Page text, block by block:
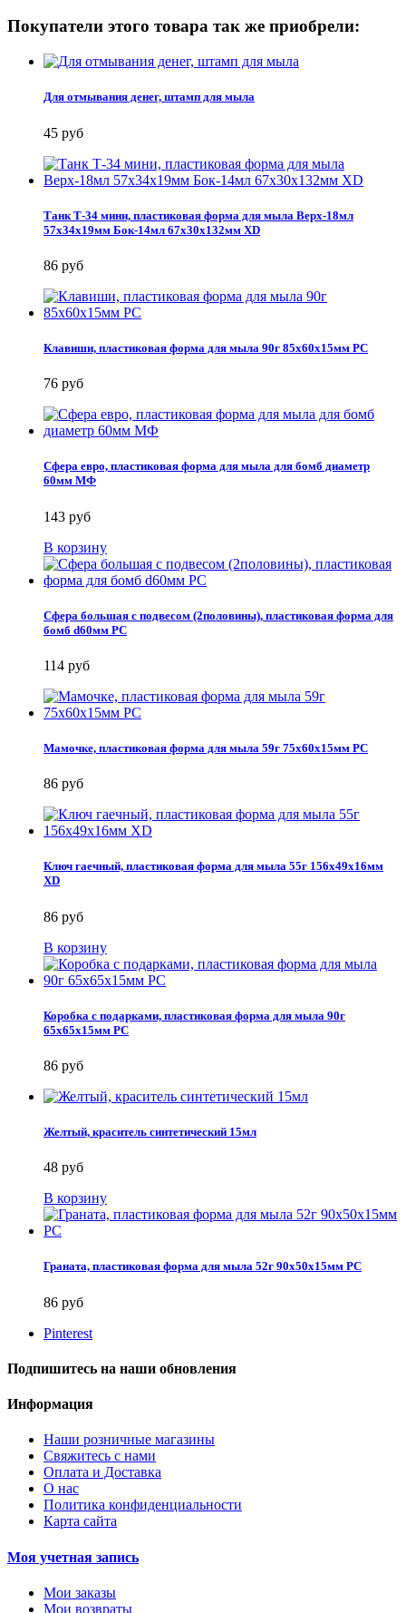
Покупатели этого товара так же приобрели:
Для отмывания денег, штамп для мыла
45 руб
Танк Т-34 мини, пластиковая форма для мыла Верх-18мл
57х34х19мм Бок-14мл 67х30х132мм XD
86 руб
Клавиши, пластиковая форма для мыла 90г 85х60х15мм PC
76 руб
Сфера евро, пластиковая форма для мыла для бомб диаметр
60мм МФ
143 руб
В корзину
Сфера большая с подвесом (2половины), пластиковая форма для
бомб d60мм PC
114 руб
Мамочке, пластиковая форма для мыла 59г 75х60х15мм PC
86 руб
Ключ гаечный, пластиковая форма для мыла 55г 156х49х16мм
XD
86 руб
В корзину
Коробка с подарками, пластиковая форма для мыла 90г
65х65х15мм PC
86 руб
Желтый, краситель синтетический 15мл
48 руб
В корзину
Граната, пластиковая форма для мыла 52г 90х50х15мм PC
86 руб
Pinterest
Подпишитесь на наши обновления
Информация
Наши розничные магазины
Свяжитесь с нами
Оплата и Доставка
О нас
Политика конфиденциальности
Карта сайта
Моя учетная запись
Мои заказы
Мои возвраты